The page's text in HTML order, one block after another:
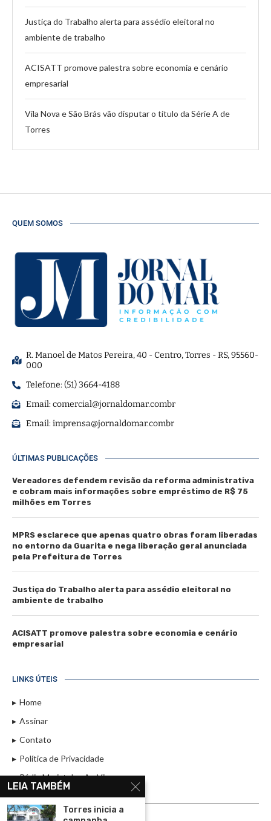
Justiça do Trabalho alerta para assédio eleitoral no
ambiente de trabalho
ACISATT promove palestra sobre economia e cenário
empresarial
Vila Nova e São Brás vão disputar o título da Série A de
Torres
QUEM SOMOS
R. Manoel de Matos Pereira, 40 - Centro, Torres - RS, 95560-
000
Telefone: (51) 3664-4188
Email:comercial@jornaldomar.combr
Email:imprensa@jornaldomar.combr
ÚLTIMAS PUBLICAÇÕES
Vereadores defendem revisão da reforma administrativa
e cobram mais informações sobre empréstimo de R$ 75
milhões em Torres
MPRS esclarece que apenas quatro obras foram liberadas
no entorno da Guarita e nega liberação geral anunciada
pela Prefeitura de Torres
Justiça do Trabalho alerta para assédio eleitoral no
ambiente de trabalho
ACISATT promove palestra sobre economia e cenário
empresarial
LINKS ÚTEIS
Home
Assinar
Contato
Política de Privacidade
Rádio Maristela - Ao Vivo
ASSINE
LEIA TAMBÉM
Torres inicia a